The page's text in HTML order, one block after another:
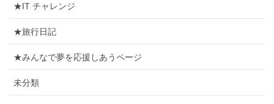
★IT チャレンジ
★旅行日記
★みんなで夢を応援しあうページ
未分類